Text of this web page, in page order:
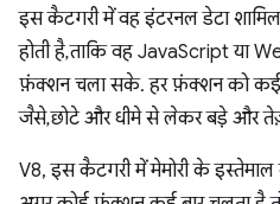
इस कैटगरी में वह इंटरनल डेटा
होती है, ताकि वह JavaScript या
फ़ंक्शन चला सके. हर फ़ंक्शन को कई
जैसे, छोटे और धीमे से लेकर बड़े और
V8, इस कैटगरी में मेमोरी के